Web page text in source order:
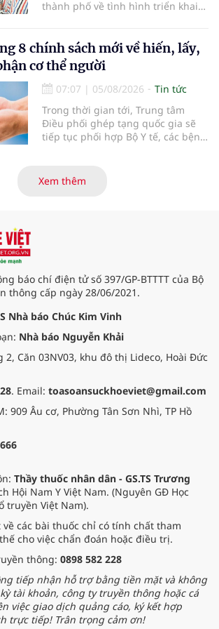
thành phố về tình hình triển khai
nhận 32.286.360 người, chiếm gần
30% dân số cả nước đã được khám
sức khỏe định kỳ năm nay.
8 chính sách mới về hiến, lấy,
cơ thể người
07:07 | 05/08/2026
Tin tức
Trong thời gian tới, Trung tâm
Điều phối ghép tạng quốc gia sẽ
tiếp tục phối hợp Bộ Y tế, các bệnh
cường truyền thông, hoàn thiện
quy trình chuyên môn và hệ thống
Xem thêm
báo chí điện tử số 397/GP-BTTTT của Bộ
thông cấp ngày 28/06/2021.
Nhà báo Chúc Kim Vinh
Nhà báo Nguyễn Khải
2, Căn 03NV03, khu đô thị Lideco, Hoài Đức
. Email: toasoansuckhoeviet@gmail.com
909 Âu cơ, Phường Tân Sơn Nhì, TP Hồ
Thầy thuốc nhân dân - GS.TS Trương
Hội Nam Y Việt Nam. (Nguyên GĐ Học
truyền Việt Nam).
về các bài thuốc chỉ có tính chất tham
cho việc chẩn đoán hoặc điều trị.
thông: 0898 582 228
tiếp nhận hỗ trợ bằng tiền mặt và không
tài khoản, công ty truyền thông hoặc cá
việc giao dịch quảng cáo, ký kết hợp
trực tiếp! Trân trọng cảm ơn!